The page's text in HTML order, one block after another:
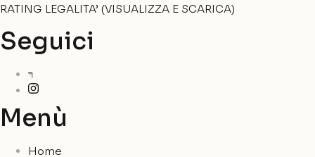
RATING LEGALITA’ (VISUALIZZA E SCARICA)
Seguici
Menù
Home